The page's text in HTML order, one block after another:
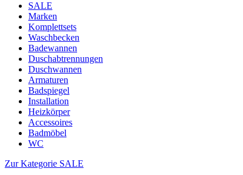
SALE
Marken
Komplettsets
Waschbecken
Badewannen
Duschabtrennungen
Duschwannen
Armaturen
Badspiegel
Installation
Heizkörper
Accessoires
Badmöbel
WC
Zur Kategorie SALE